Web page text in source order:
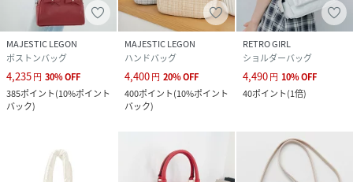
MAJESTIC LEGON
ボストンバッグ
4,235円 30%OFF
385ポイント(10%ポイント
バック)
MAJESTIC LEGON
ハンドバッグ
4,400円 20%OFF
400ポイント(10%ポイント
バック)
RETRO GIRL
ショルダーバッグ
4,490円 10%OFF
40ポイント(1倍)